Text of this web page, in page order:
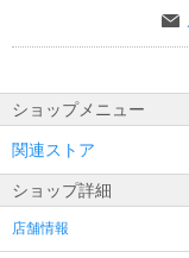
ショップメニュー
関連ストア
ショップ詳細
店舗情報